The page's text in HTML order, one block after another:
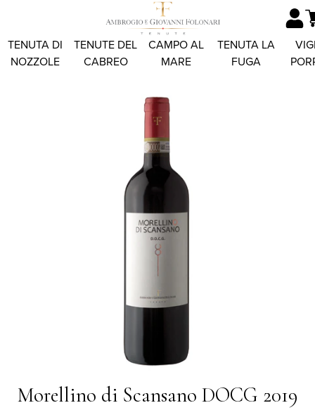
TENUTA DI
NOZZOLE
TENUTE DEL
CABREO
CAMPO AL
MARE
TENUTA LA
FUGA
Morellino di Scansano DOCG 2019